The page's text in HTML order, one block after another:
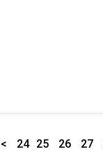
< 24 25 26 27